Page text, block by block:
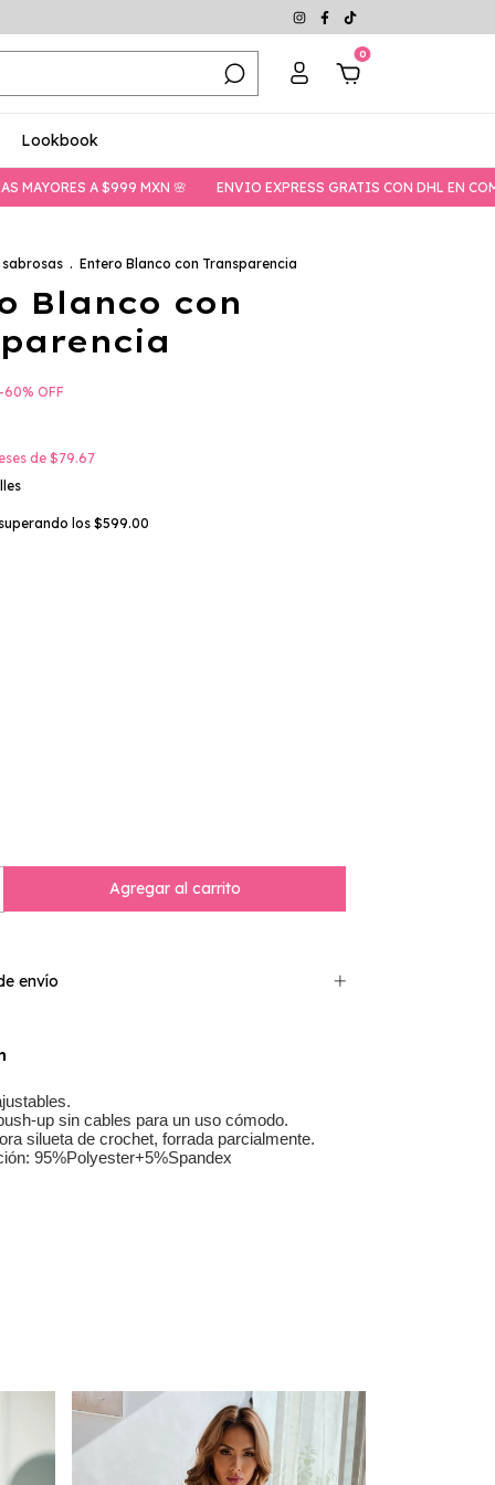
0
Lookbook
A $999 MXN 🌸 ENVIO EXPRESS GRATIS CON DHL EN COMPRAS
. Entero Blanco con Transparencia
Blanco con
-60% OFF
de $79.67
superando los $599.00
envío
up sin cables para un uso cómodo.
silueta de crochet, forrada parcialmente.
95%Polyester+5%Spandex